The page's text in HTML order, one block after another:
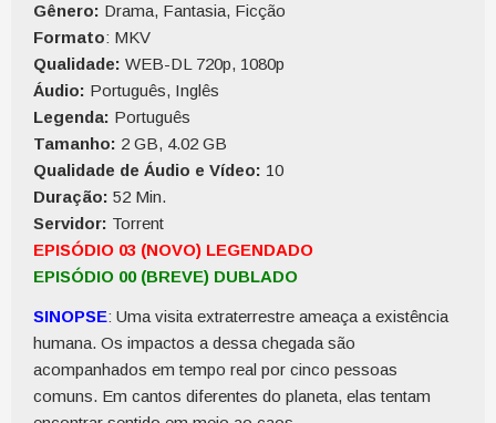
Gênero: Drama, Fantasia, Ficção
Formato: MKV
Qualidade: WEB-DL 720p, 1080p
Áudio: Português, Inglês
Legenda: Português
Tamanho: 2 GB, 4.02 GB
Qualidade de Áudio e Vídeo: 10
Duração: 52 Min.
Servidor: Torrent
EPISÓDIO 03 (NOVO) LEGENDADO
EPISÓDIO 00 (BREVE) DUBLADO
SINOPSE: Uma visita extraterrestre ameaça a existência
humana. Os impactos a dessa chegada são
acompanhados em tempo real por cinco pessoas
comuns. Em cantos diferentes do planeta, elas tentam